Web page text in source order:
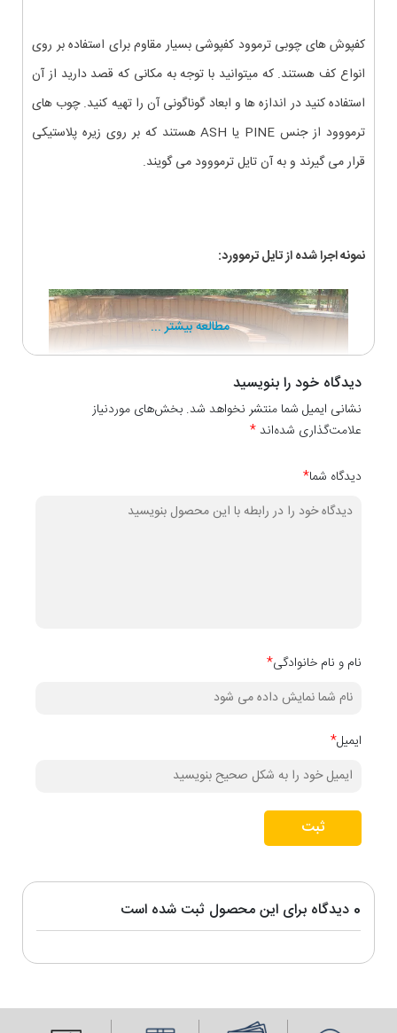
کفپوش های چوبی ترموود کفپوشی بسیار مقاوم برای استفاده بر روی
انواع کف هستند. که میتوانید با توجه به مکانی که قصد دارید از آن
استفاده کنید در اندازه ها و ابعاد گوناگونی آن را تهیه کنید. چوب های
ترمووود از جنس PINE یا ASH هستند که بر روی زیره پلاستیکی
قرار می گیرند و به آن تایل ترمووود می گویند.
نمونه اجرا شده از تایل ترموورد:
مطالعه بیشتر ...
0 دیدگاه برای این محصول ثبت شده است
دیدگاه خود را بنویسید
نشانی ایمیل شما منتشر نخواهد شد. بخش‌های موردنیاز
علامت‌گذاری شده‌اند*
دیدگاه شما*
نام و نام خانوادگی*
ایمیل*
ثبت